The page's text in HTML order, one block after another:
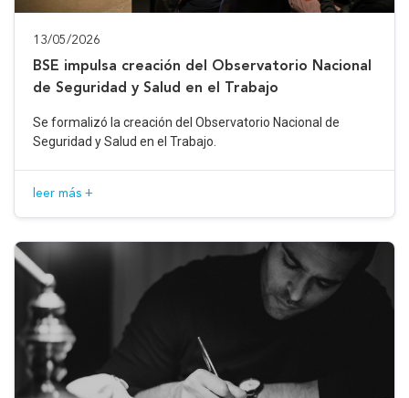
13/05/2026
BSE impulsa creación del Observatorio Nacional
de Seguridad y Salud en el Trabajo
Se formalizó la creación del Observatorio Nacional de
Seguridad y Salud en el Trabajo.
leer más +